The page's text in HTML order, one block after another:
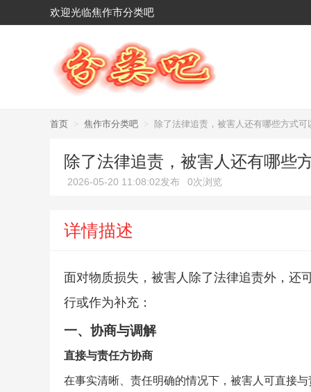
欢迎光临焦作市分类吧
首页 > 焦作市分类吧 > 除了法律追责，被害人还有哪些方式
除了法律追责，被害人还有哪些
2026-05-20 11:08:02发布 0次浏览
详情描述
面对物质损失，被害人除了法律追责外，还
行或作为补充：
一、协商与调解
直接与责任方协商
在事实清晰、责任明确的情况下，被害人可直接